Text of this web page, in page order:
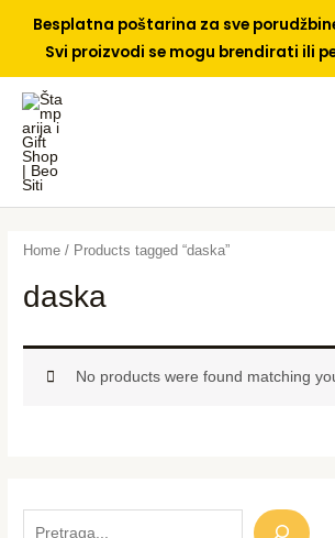
Besplatna poštarina za sve
Svi proizvodi se mogu brendirati ili
Skip
content
Home / Products tagged “daska”
daska
No products were found matching